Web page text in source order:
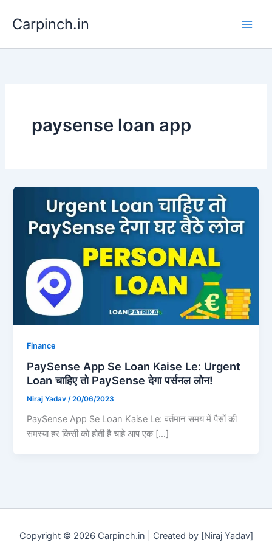
Carpinch.in
paysense loan app
Finance
PaySense App Se Loan Kaise Le: Urgent
Loan चाहिए तो PaySense देगा पर्सनल लोन!
Niraj Yadav/20/06/2023
PaySense App Se Loan Kaise Le: वर्तमान समय में पैसों की
समस्या हर किसी को होती है चाहे आप एक […]
Copyright © 2026 Carpinch.in | Created by [Niraj Yadav]